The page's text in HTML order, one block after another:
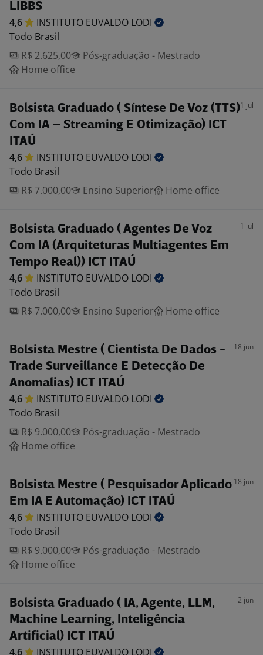
LIBBS
4,6 INSTITUTO EUVALDO LODI
Todo Brasil
R$ 2.625,00
Pós-graduação - Mestrado
Home office
Bolsista Graduado ( Síntese De Voz (TTS)
Com IA – Streaming E Otimização) ICT
ITAÚ
1 jul
4,6 INSTITUTO EUVALDO LODI
Todo Brasil
R$ 7.000,00
Ensino Superior Home office
Bolsista Graduado ( Agentes De Voz
Com IA (Arquiteturas Multiagentes Em
Tempo Real)) ICT ITAÚ
1 jul
4,6 INSTITUTO EUVALDO LODI
Todo Brasil
R$ 7.000,00
Ensino Superior Home office
Bolsista Mestre ( Cientista De Dados -
Trade Surveillance E Detecção De
Anomalias) ICT ITAÚ
18 jun
4,6 INSTITUTO EUVALDO LODI
Todo Brasil
R$ 9.000,00
Pós-graduação - Mestrado
Home office
Bolsista Mestre ( Pesquisador Aplicado
Em IA E Automação) ICT ITAÚ
18 jun
4,6 INSTITUTO EUVALDO LODI
Todo Brasil
R$ 9.000,00
Pós-graduação - Mestrado
Home office
Bolsista Graduado ( IA, Agente, LLM,
Machine Learning, Inteligência
Artificial) ICT ITAÚ
2 jun
4,6 INSTITUTO EUVALDO LODI